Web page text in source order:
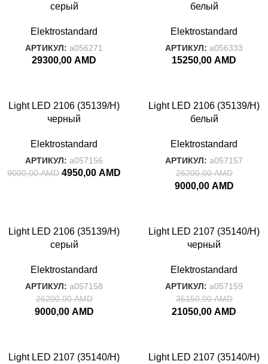
серый
Elektrostandard
АРТИКУЛ: a056271
29300,00 AMD
белый
Elektrostandard
АРТИКУЛ: a056333
15250,00 AMD
Light LED 2106 (35139/H)
черный
Elektrostandard
АРТИКУЛ: a057156
9000,00AMD 4950,00 AMD
Light LED 2106 (35139/H)
белый
Elektrostandard
АРТИКУЛ: a057157
26200,00AMD
9000,00 AMD
Light LED 2106 (35139/H)
серый
Elektrostandard
АРТИКУЛ: a057158
26200,00AMD
9000,00 AMD
Light LED 2107 (35140/H)
черный
Elektrostandard
АРТИКУЛ: a057159
35150,00AMD
21050,00 AMD
Light LED 2107 (35140/H)
Light LED 2107 (35140/H)